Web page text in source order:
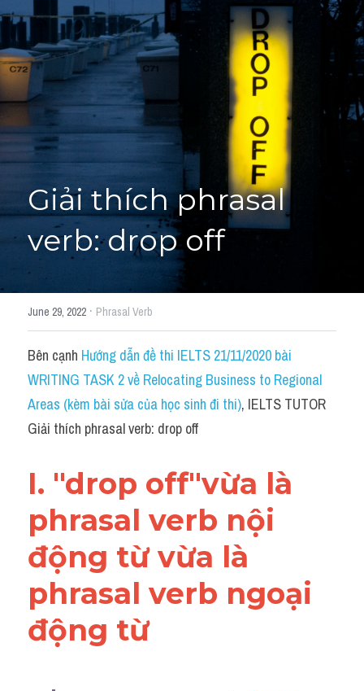
Giải đề thi từng câu
Lời khuyên
Giải đề thi
Academic words
Phrase
Phrasal Verb
Idioms đồng nghĩa
Idioms trái nghĩa
Antonym
Idiom
Grammar
Word form
Cách dùng từ
Phân biệt từ
Đề thi thật Task 2
Speaking
HỌC THỬ
Giải thích phrasal
verb: drop off
June 29, 2022 · Phrasal Verb
Bên cạnh Hướng dẫn đề thi IELTS 21/11/2020 bài
WRITING TASK 2 về Relocating Business to Regional
Areas (kèm bài sửa của học sinh đi thi), IELTS TUTOR
Giải thích phrasal verb: drop off
I. "drop off"vừa là
phrasal verb nội
động từ vừa là
phrasal verb ngoại
động từ